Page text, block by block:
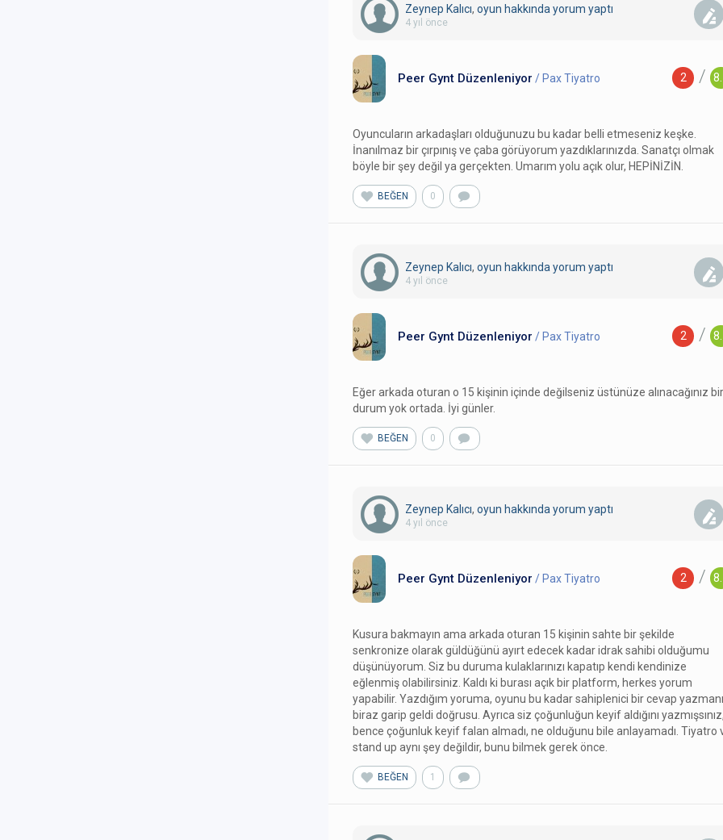
Zeynep Kalıcı, oyun hakkında yorum yaptı
4 yıl önce
/
2
Peer Gynt Düzenleniyor / Pax Tiyatro
Oyuncuların arkadaşları olduğunuzu bu kadar belli etmeseniz keşke.
İnanılmaz bir çırpınış ve çaba görüyorum yazdıklarınızda. Sanatçı olmak
böyle bir şey değil ya gerçekten. Umarım yolu açık olur, HEPİNİZİN.
BEĞEN 0
Zeynep Kalıcı, oyun hakkında yorum yaptı
4 yıl önce
/
2
Peer Gynt Düzenleniyor / Pax Tiyatro
Eğer arkada oturan o 15 kişinin içinde değilseniz üstünüze alınacağınız bir
durum yok ortada. İyi günler.
BEĞEN 0
Zeynep Kalıcı, oyun hakkında yorum yaptı
4 yıl önce
/
2
Peer Gynt Düzenleniyor / Pax Tiyatro
Kusura bakmayın ama arkada oturan 15 kişinin sahte bir şekilde
senkronize olarak güldüğünü ayırt edecek kadar idrak sahibi olduğumu
düşünüyorum. Siz bu duruma kulaklarınızı kapatıp kendi kendinize
eğlenmiş olabilirsiniz. Kaldı ki burası açık bir platform, herkes yorum
yapabilir. Yazdığım yoruma, oyunu bu kadar sahiplenici bir cevap
biraz garip geldi doğrusu. Ayrıca siz çoğunluğun keyif aldığını
bence çoğunluk keyif falan almadı, ne olduğunu bile anlayamadı. Tiyatro
stand up aynı şey değildir, bunu bilmek gerek önce.
BEĞEN 1